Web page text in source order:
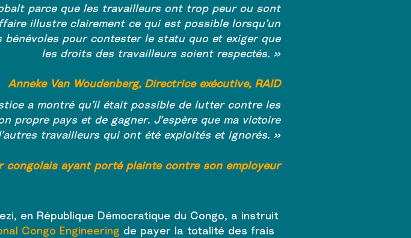
parce que les travailleurs ont trop peur ou sont
illustre clairement ce qui est possible lorsqu’un
pour contester le statu quo et exiger que
les droits des travailleurs soient respectés. »
Anneke Van Woudenberg, Directrice exécutive, RAID
a montré qu’il était possible de lutter contre les
propre pays et de gagner. J’espère que ma victoire
travailleurs qui ont été exploités et ignorés. »
congolais ayant porté plainte contre son employeur
en République Démocratique du Congo, a instruit
Congo Engineering de payer la totalité des frais